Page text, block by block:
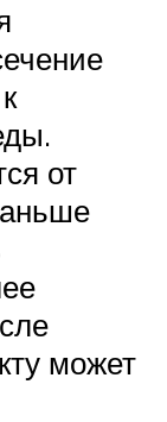
от
может